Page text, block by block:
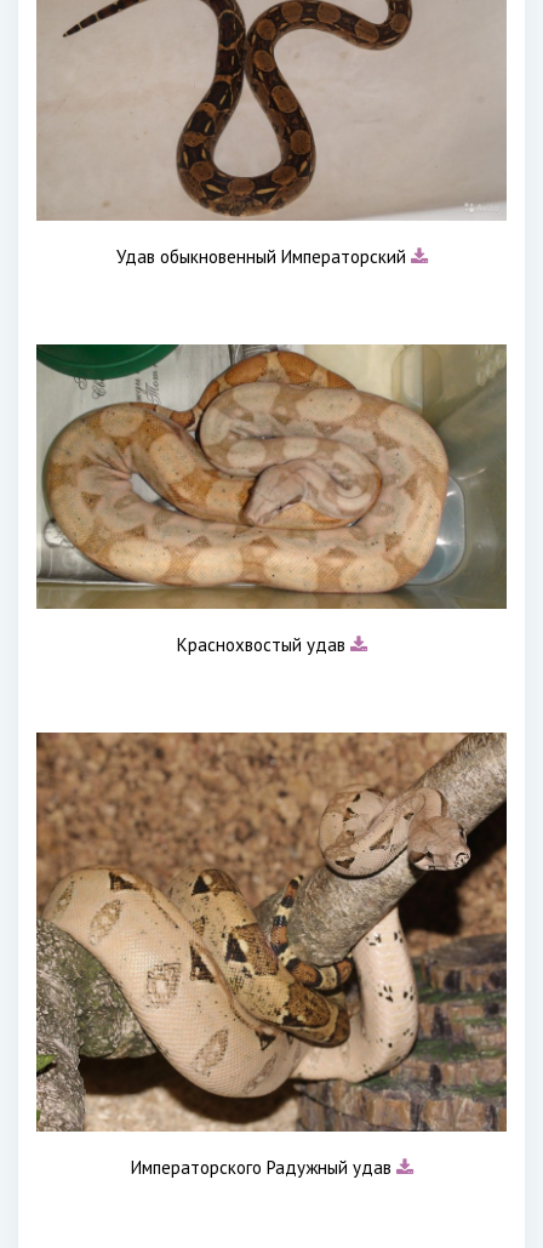
Удав обыкновенный Императорский
Краснохвостый удав
Императорского Радужный удав